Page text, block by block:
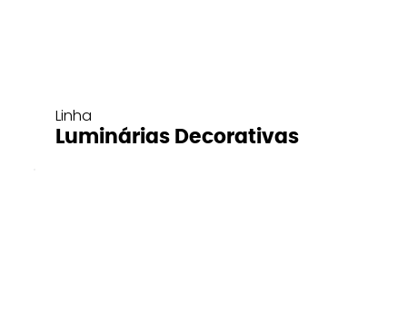
Linha
Luminárias Decorativas